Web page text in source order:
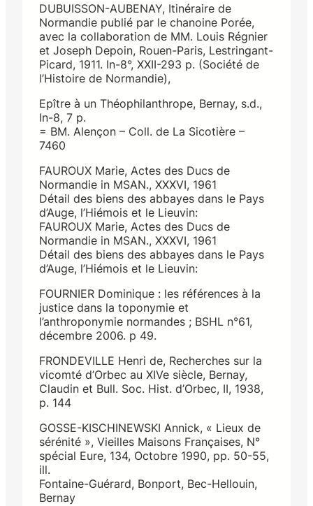
DUBUISSON-AUBENAY, Itinéraire de
Normandie publié par le chanoine Porée,
avec la collaboration de MM. Louis Régnier
et Joseph Depoin, Rouen-Paris, Lestringant-
Picard, 1911. In-8°, XXII-293 p. (Société de
l’Histoire de Normandie),
Epître à un Théophilanthrope, Bernay, s.d.,
In-8, 7 p.
= BM. Alençon – Coll. de La Sicotière –
7460
FAUROUX Marie, Actes des Ducs de
Normandie in MSAN., XXXVI, 1961
Détail des biens des abbayes dans le Pays
d’Auge, l’Hiémois et le Lieuvin:
FAUROUX Marie, Actes des Ducs de
Normandie in MSAN., XXXVI, 1961
Détail des biens des abbayes dans le Pays
d’Auge, l’Hiémois et le Lieuvin:
FOURNIER Dominique : les références à la
justice dans la toponymie et
l’anthroponymie normandes ; BSHL n°61,
décembre 2006. p 49.
FRONDEVILLE Henri de, Recherches sur la
vicomté d’Orbec au XIVe siècle, Bernay,
Claudin et Bull. Soc. Hist. d’Orbec, II, 1938,
p. 144
GOSSE-KISCHINEWSKI Annick, « Lieux de
sérénité », Vieilles Maisons Françaises, N°
spécial Eure, 134, Octobre 1990, pp. 50-55,
ill.
Fontaine-Guérard, Bonport, Bec-Hellouin,
Bernay